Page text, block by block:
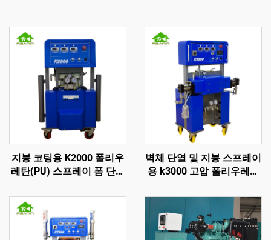
지붕 코팅용 K2000 폴리우
레탄(PU) 스프레이 폼 단열
벽체 단열 및 지붕 스프레이
용 k3000 고압 폴리우레탄